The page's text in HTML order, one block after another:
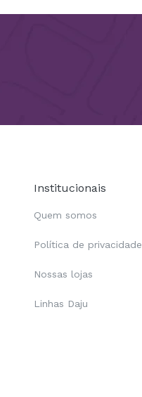
Institucionais
Quem somos
Política de privacidade
Nossas lojas
Linhas Daju